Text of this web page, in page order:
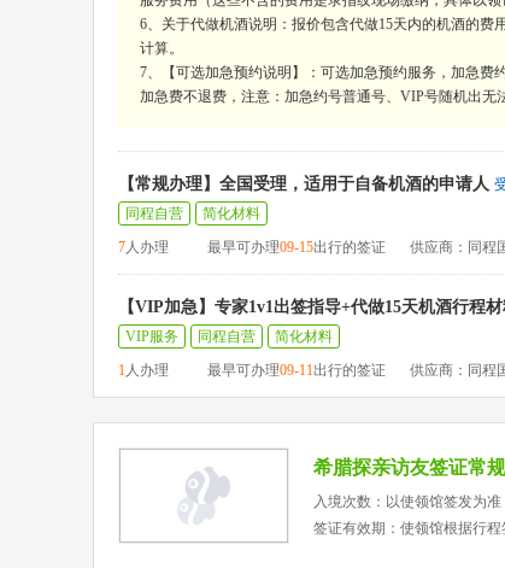
6、关于代做机酒说明：报价包含代做15天内的机酒的费
计算。
7、【可选加急预约说明】：可选加急预约服务，加急费
加急费不退费，注意：加急约号普通号、VIP号随机出无
【常规办理】全国受理，适用于自备机酒的申请人
同程自营
简化材料
7人办理 最早可办理09-15出行的签证 供应商：同程
【VIP加急】专家1v1出签指导+代做15天机酒行程
VIP服务
同程自营
简化材料
1人办理 最早可办理09-11出行的签证 供应商：同程
希腊探亲访友签证常
入境次数：以使领馆签发为准
签证有效期：使领馆根据行程